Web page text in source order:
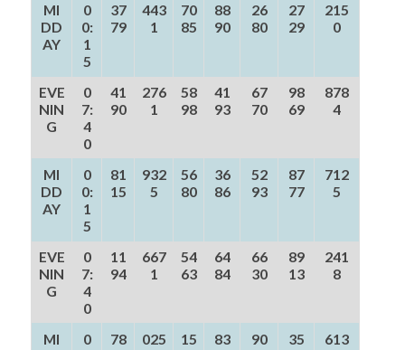
MI
DD
AY
0
0:
1
5
37
79
443
1
70
85
88
90
26
80
27
29
215
0
EVE
NIN
G
0
7:
4
0
41
90
276
1
58
98
41
93
67
70
98
69
878
4
MI
DD
AY
0
0:
1
5
81
15
932
5
56
80
36
86
52
93
87
77
712
5
EVE
NIN
G
0
7:
4
0
11
94
667
1
54
63
64
84
66
30
89
13
241
8
MI
0
78
025
15
83
90
35
613